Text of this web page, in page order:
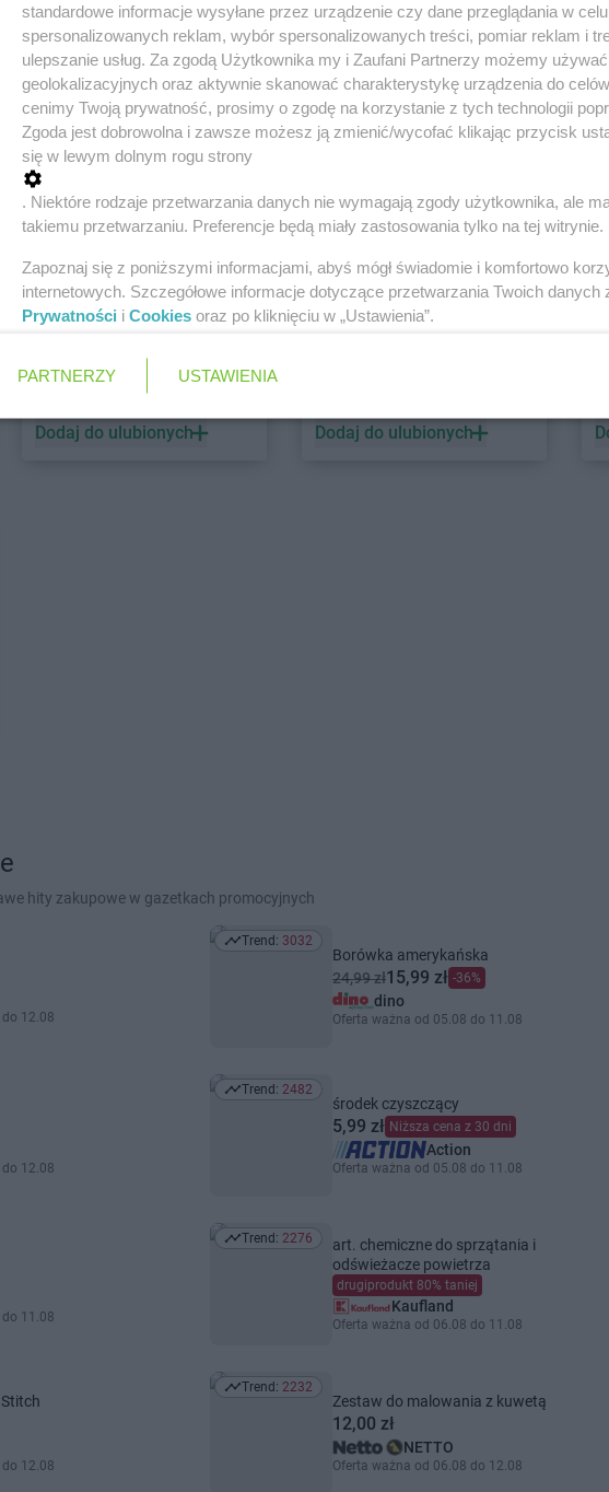
POLOmarket
10 gazetek
Dodaj do ulubionych
PEPCO
1 gazetka
Dodaj do ulubionych
1
Auchan
Dodaj do ulubionych
Dodaj do ulubionych
hity zakupowe w gazetkach promocyjnych
12.08
Trend: 3032
Trend: 3032
Borówka amerykańska
24,99 zł15,99 zł -36%
dino
Oferta ważna od 05.08 do 11.08
12.08
Trend: 2482
Trend: 2482
środek czyszczący
5,99 zł Niższa cena z 30 dni
Action
Oferta ważna od 05.08 do 11.08
11.08
Trend: 2276
Trend: 2276
art. chemiczne do sprzątania i
odświeżacze powietrza
drugiprodukt 80% taniej
Kaufland
Oferta ważna od 06.08 do 11.08
12.08
Trend: 2232
Trend: 2232
Zestaw do malowania z kuwetą
12,00 zł
NETTO
Oferta ważna od 06.08 do 12.08
standardowe informacje wysyłane przez urządzenie czy dane przeglądania w
spersonalizowanych reklam, wybór spersonalizowanych treści, pomiar reklam i
ulepszanie usług. Za zgodą Użytkownika my i Zaufani Partnerzy możemy
geolokalizacyjnych oraz aktywnie skanować charakterystykę urządzenia do
cenimy Twoją prywatność, prosimy o zgodę na korzystanie z tych technologii
Zgoda jest dobrowolna i zawsze możesz ją zmienić/wycofać klikając przycisk
się w lewym dolnym rogu strony
. Niektóre rodzaje przetwarzania danych nie wymagają zgody użytkownika, ale
takiemu przetwarzaniu. Preferencje będą miały zastosowania tylko na tej witrynie.
Zapoznaj się z poniższymi informacjami, abyś mógł świadomie i komfortowo
internetowych. Szczegółowe informacje dotyczące przetwarzania Twoich danych
Prywatności i Cookies oraz po kliknięciu w „Ustawienia”.
PARTNERZY USTAWIENIA